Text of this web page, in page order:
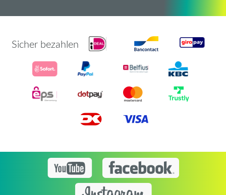
Sicher bezahlen